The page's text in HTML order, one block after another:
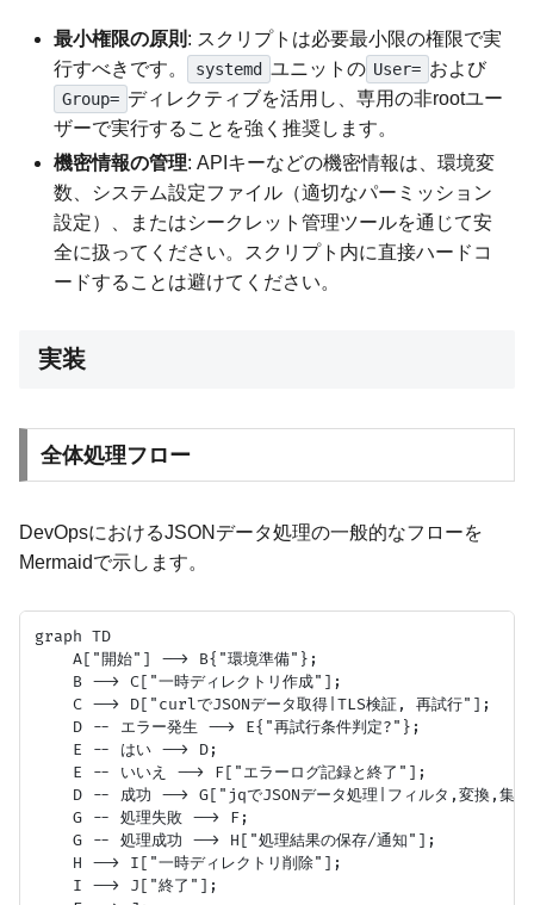
最小権限の原則 : スクリプトは必要最小限の権限で実
行すべきです。
systemd ユニットの User= および
Group= ディレクティブを活用し、専用の非rootユー
ザーで実行することを強く推奨します。
機密情報の管理: APIキーなどの機密情報は、環境変
数、システム設定ファイル（適切なパーミッション
設定）、またはシークレット管理ツールを通じて安
全に扱ってください。スクリプト内に直接ハードコ
ードすることは避けてください。
実装
全体処理フロー
DevOpsにおけるJSONデータ処理の一般的なフローを
Mermaidで示します。
graph TD
    A["開始"] --> B{"環境準備"};
    B --> C["一時ディレクトリ作成"];
    C --> D["curlでJSONデータ取得|TLS検証, 再試行"];
    D -- エラー発生 --> E{"再試行条件判定?"};
    E -- はい --> D;
    E -- いいえ --> F["エラーログ記録と終了"];
D -- 成功 --> G["jqでJSONデータ処理|フィルタ,変換,集
    G -- 処理失敗 --> F;
    G -- 処理成功 --> H["処理結果の保存/通知"];
    H --> I["一時ディレクトリ削除"];
    I --> J["終了"];